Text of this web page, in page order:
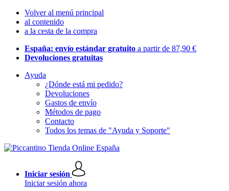
Volver al menú principal
al contenido
a la cesta de la compra
España: envío estándar gratuito a partir de 87,90 €
Devoluciones gratuitas
Ayuda
¿Dónde está mi pedido?
Devoluciones
Gastos de envío
Métodos de pago
Contacto
Todos los temas de "Ayuda y Soporte"
Iniciar sesión
Iniciar sesión ahora